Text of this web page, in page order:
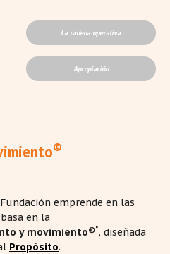
La cadena operativa
Apropiación
©
emprende en las
en la
y movimiento©", diseñada
Propósito.